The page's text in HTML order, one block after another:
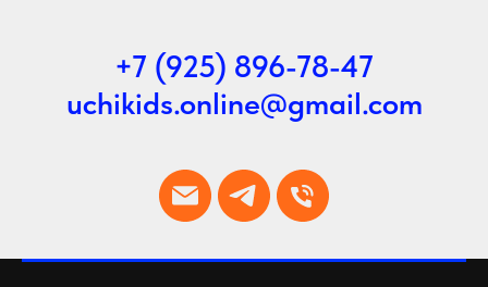
+7 (925) 896-78-47
uchikids.online@gmail.com